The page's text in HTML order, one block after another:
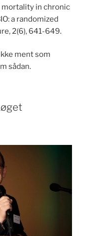
mortality in chronic
a randomized
2(6), 641-649.
ment som
sådan.